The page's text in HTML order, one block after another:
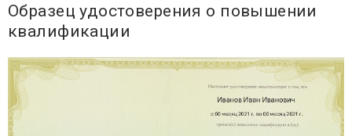
Образец удостоверения о повышении
квалификации